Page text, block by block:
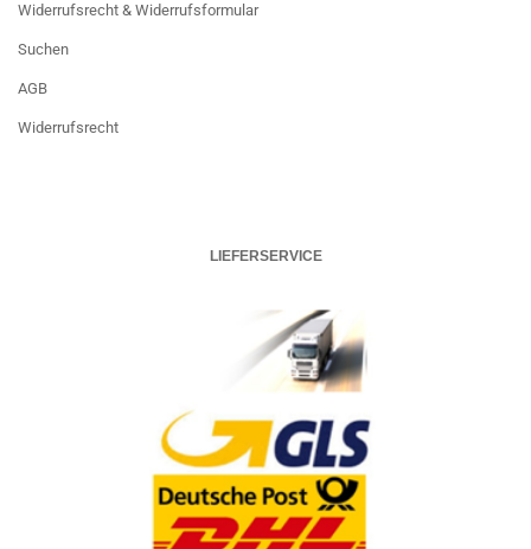
Widerrufsrecht & Widerrufsformular
Suchen
AGB
Widerrufsrecht
LIEFERSERVICE